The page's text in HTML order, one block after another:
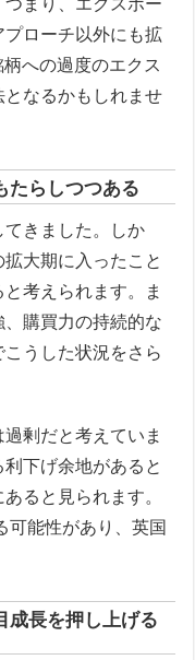
ローチ以外にも拡
への過度のエクス
なるかもしれませ
たらしつつある
きました。しか
大期に入ったこと
考えられます。ま
購買力の持続的な
うした状況をさら
剰だと考えていま
下げ余地があると
ると見られます。
可能性があり、英国
成長を押し上げる